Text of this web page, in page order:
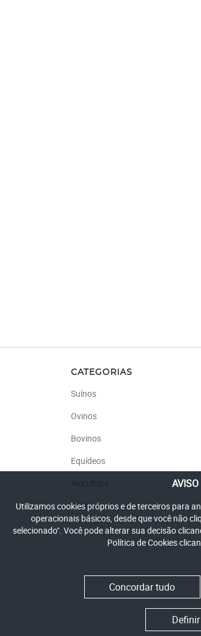
CATEGORIAS
Suínos
Ovinos
Bovinos
Equídeos
Pets
Utilizamos cookies próprios e de terceiros para
operacionais básicos, desde que você não
selecionado". Você pode alterar sua decisão
Política de Cookies
Concordar tudo